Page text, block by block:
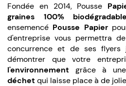
Fondée en 2014, Pousse
graines 100%
ensemencé Pousse Papier
d'entreprise vous permettra
concurrence et de ses flyers
démontrer que votre
l'environnement grâce à
déchet qui laisse place à de